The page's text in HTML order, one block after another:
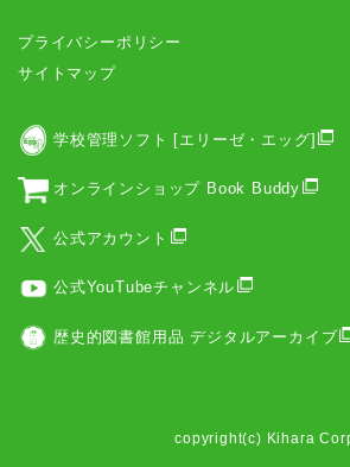
プライバシーポリシー
サイトマップ
学校管理ソフト [エリーゼ・エッグ]
オンラインショップ Book Buddy
公式アカウント
公式YouTubeチャンネル
歴史的図書館用品 デジタルアーカイブ
copyright(c) Kihara